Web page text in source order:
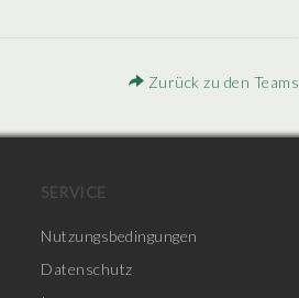
Zurück zu den Teams
SERVICE
Nutzungsbedingungen
Datenschutz